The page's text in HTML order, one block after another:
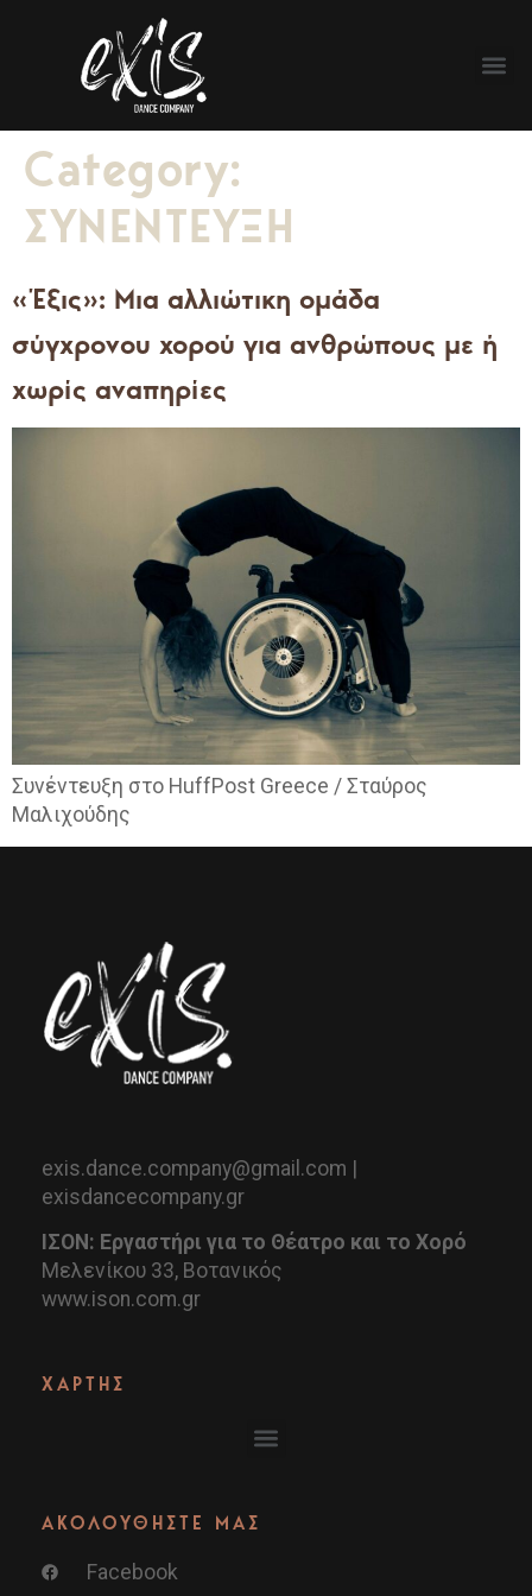
Category:
ΣΥΝΕΝΤΕΥΞΗ
«Έξις»: Mια αλλιώτικη ομάδα
σύγχρονου χορού για ανθρώπους με ή
χωρίς αναπηρίες
Συνέντευξη στο HuffPost Greece / Σταύρος
Μαλιχούδης
exis.dance.company@gmail.com |
exisdancecompany.gr
ΙΣΟΝ: Εργαστήρι για το Θέατρο και το Χορό
Μελενίκου 33, Βοτανικός
www.ison.com.gr
ΧΑΡΤΗΣ
ΑΚΟΛΟΥΘΗΣΤΕ ΜΑΣ
Facebook